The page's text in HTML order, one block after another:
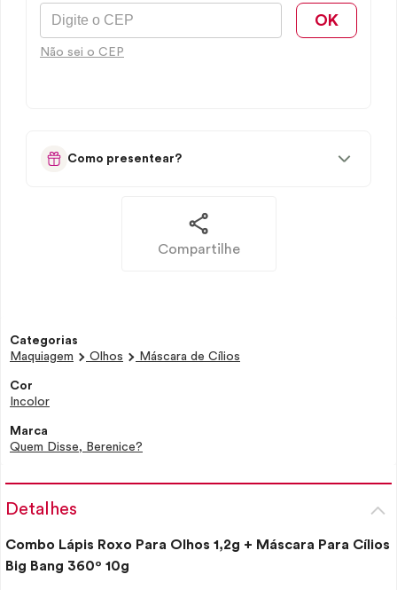
OK
Não sei o CEP
Como presentear?
Compartilhe
Categorias
Maquiagem
Olhos Máscara de Cílios
Cor
Incolor
Marca
Quem Disse, Berenice?
Detalhes
Combo Lápis Roxo Para Olhos 1,2g + Máscara Para Cílios
Big Bang 360º 10g